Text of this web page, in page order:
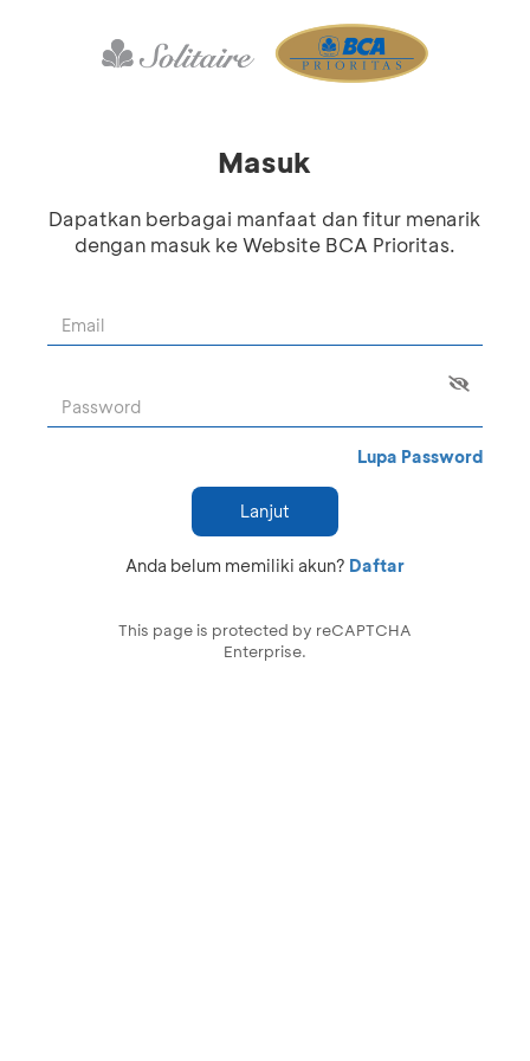
Masuk
Dapatkan berbagai manfaat dan fitur menarik
dengan masuk ke Website BCA Prioritas.
Lupa Password
Lanjut
Anda belum memiliki akun? Daftar
This page is protected by reCAPTCHA
Enterprise.